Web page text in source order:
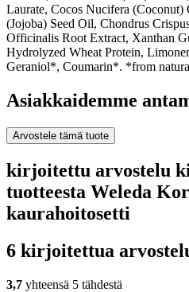
Laurate, Cocos Nucifera (Coconut)
(Jojoba) Seed Oil, Chondrus
Officinalis Root Extract, Xanthan
Hydrolyzed Wheat Protein,
Geraniol*, Coumarin*. *from
Asiakkaidemme
Arvostele tämä tuote
kirjoitettu arvostelu
tuotteesta Weleda
kaurahoitosetti
6 kirjoitettua
3,7 yhteensä 5 tähdestä